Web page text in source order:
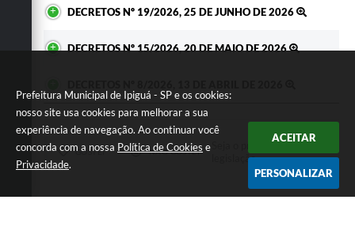
Prefeitura Municipal de Ipiguá - SP e os cookies:
nosso site usa cookies para melhorar a sua
experiência de navegação. Ao continuar você
concorda com a nossa Política de Cookies e
Privacidade.
ACEITAR
PERSONALIZAR
DECRETOS Nº 19/2026, 25 DE JUNHO DE 2026
DECRETOS Nº 15/2026, 20 DE MAIO DE 2026
GOSTEI NÃO GOSTEI
Seja o primeiro a curtir esta
legislação.